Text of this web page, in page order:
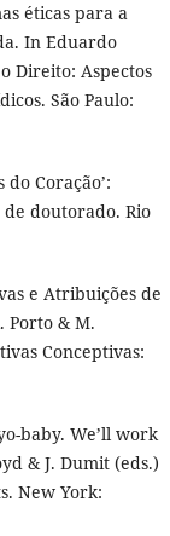
éticas para a
In Eduardo
Direito: Aspectos
São Paulo:
do Coração’:
de doutorado. Rio
e Atribuições de
Porto & M.
Conceptivas:
baby. We’ll work
& J. Dumit (eds.)
New York: